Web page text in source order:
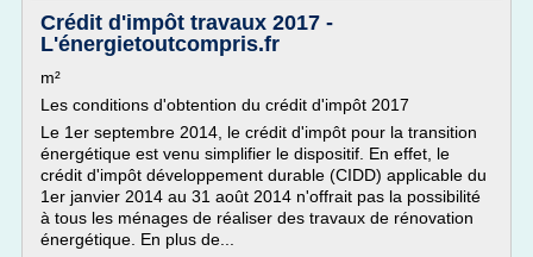
Crédit d'impôt travaux 2017 -
L'énergietoutcompris.fr
m²
Les conditions d'obtention du crédit d'impôt 2017
Le 1er septembre 2014, le crédit d'impôt pour la transition
énergétique est venu simplifier le dispositif. En effet, le
crédit d'impôt développement durable (CIDD) applicable du
1er janvier 2014 au 31 août 2014 n'offrait pas la possibilité
à tous les ménages de réaliser des travaux de rénovation
énergétique. En plus de...